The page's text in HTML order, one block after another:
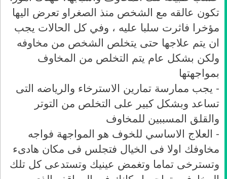
تكون عالقه مع الشخص منذ الصغراو تعرض اليها
مؤخرا فاثرت سلبا عليه ، وفي كل الحالات يجب
ان يتم علاجها حتى يتخلص الشخص من مخاوفه
ولكن بشكل عام يتم التخلص من المخاوف
بمواجهتها
- يجب ممارسة تمارين الاسترخاء والرياضه التى
تساعد وبشكل كبير على التخلص من التوتر
والقلق المسببين للمخاوف
- العلاج الاساسي للخوف هو المواجهة فواجه
مخاوفك اولا فى الخيال فتجلس فى مكان هادىء
وتسترخى تماما وتغمض عينيك وتستدعى كل تلك